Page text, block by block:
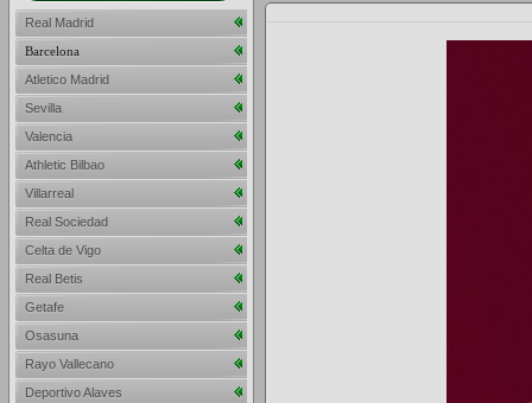
Real Madrid
Barcelona
Atletico Madrid
Sevilla
Valencia
Athletic Bilbao
Villarreal
Real Sociedad
Celta de Vigo
Real Betis
Getafe
Osasuna
Rayo Vallecano
Deportivo Alaves